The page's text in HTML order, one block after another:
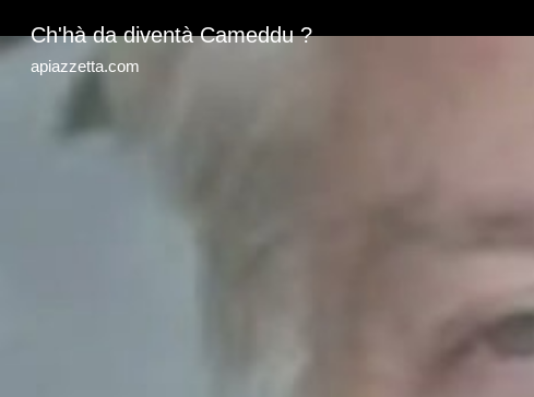
Ch'hà da diventà Cameddu ?
apiazzetta.com